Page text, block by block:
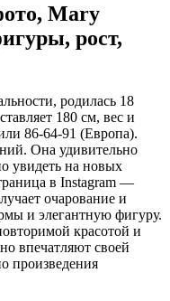
Mary
рост,
родилась 18
180 см, вес и
86-64-91 (Европа).
Она удивительно
увидеть на новых
в Instagram —
очарование и
и элегантную фигуру.
красотой и
впечатляют своей
произведения